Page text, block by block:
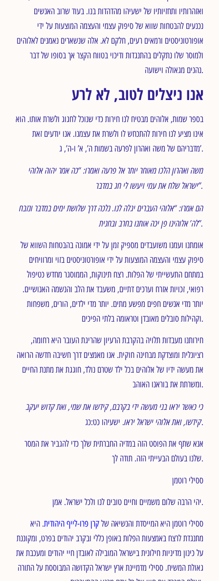
ואזהרותיו ותחזיותיו של ישעיהו מהדהדות בנו. בעוד שרוב האנשים
נכנעים להבטחות שווא של סיפוק עצמי והעצמה המוצעות על ידי
אופורטוניסטים ורמאים רעים, חלקם לא. אלה שנשארים נאמנים לאלוהים
ולמוסר שלו נתקלים בהתנגדות ודיכוי בטווח הקצר אך בסופו של דבר
נהנים מגאולה וישועה.
אנו ניצלים לטוב, לא לרע
בספר שמות, אלוהים מבטיח לנו חירות כדי שנוכל לחגוג ולשרת אותו. הוא
אינו מציע לנו חירות להתכחש לו ולשרת את עצמנו. אנו יודעים זאת
מדבריהם של משה ואהרון לפרעה בשמות ה’, א’ ו-ה’, ג’.
משה ואהרון הלכו מאוחר יותר אל פרעה ואמרו: “כה אמר יהוה אלוהי
ישראל שלח את עמי ויעשו לי חג במדבר”.
הם אמרו: “אלוהי העברים יגלה לנו. נלכה דרך שלושת ימים במדבר ונזבח
לה’ אלוהינו פן יכה אותנו בחרב ובחנית”.
אומתנו ועמנו משועבדים מספיק זמן על ידי אמונה בהבטחות השווא של
סיפוק עצמי והעצמה המוצעות על ידי אופורטוניסטים בזוי ומרוויחים
במתחם התעשייתי של הפלות. רצח תינוקות, הממוסגר מחדש כטיפול
רפואי, זכויות אזרח וערכים דתיים, משעבד את הלב והנשמה האנושיים.
יותר מדי אנשים חפים מפשע מתים. יותר מדי ילדים, הורים, משפחות
וקהילות סובלים מאובדן וטראומה בלתי הפיכים.
חירותנו מעבדות תלויה בהקרבת הרעיון שהריגת העובר היא רחומה,
רציונלית ומוצדקת מבחינה חוקית. אנו מאמצים דרך חשיבה חדשה הרואה
את מעשה ידיו של אלוהים בכל ילד שטרם נולד, חוגגת את מתנת החיים
ומשרתת את בוראנו האוהב.
כי כאשר יראו בני מעשה ידי בקרבם, קידשו את שמי, ואת קדוש יעקב
קידשו, ואת אלוהי ישראל יראו . ישעיהו כט:כג.
אנא שתף ​​את הפוסט הזה במדיה החברתית שלך כדי להגביר את המסר
שלנו בעולם הבעייתי הזה. תודה לך.
ססילי רוטמן
יהי הרבה שלום משמיים וחיים טובים לנו ולכל ישראל. אמן.
ססילי רוטמן היא המייסדת והנשיאה שלקרן פרו-לייף היהודית. היא
מתנגדת לרצח באמצעות הפלות באופן כללי ובקרב יהודים בפרט, ומקוננת
על כינון מדיניות חילונית בישראל המובילה לאובדן חיי יהודים ומעכבת את
גאולת המשיח. ססילי מדמיינת ארץ ישראל הקדושה המבוססת על התורה